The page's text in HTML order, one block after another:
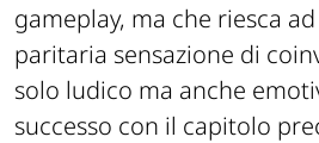
gameplay, ma che riesca
paritaria sensazione di
solo ludico ma anche
successo con il capitolo